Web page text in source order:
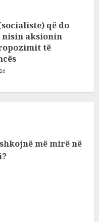
që do
aksionin
të
më mirë në